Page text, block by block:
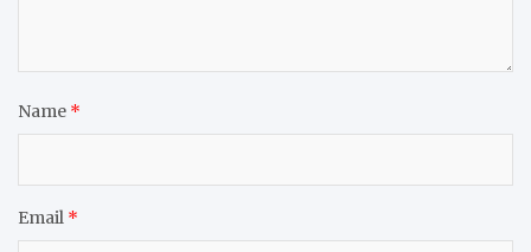
Name *
Email *